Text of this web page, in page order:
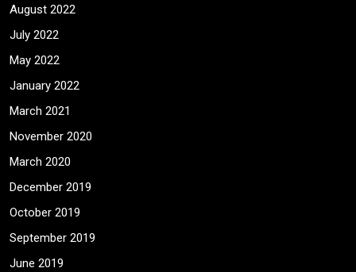
August 2022
July 2022
May 2022
January 2022
March 2021
November 2020
March 2020
December 2019
October 2019
September 2019
June 2019